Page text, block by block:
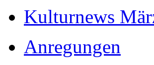
Kulturnews
Anregungen